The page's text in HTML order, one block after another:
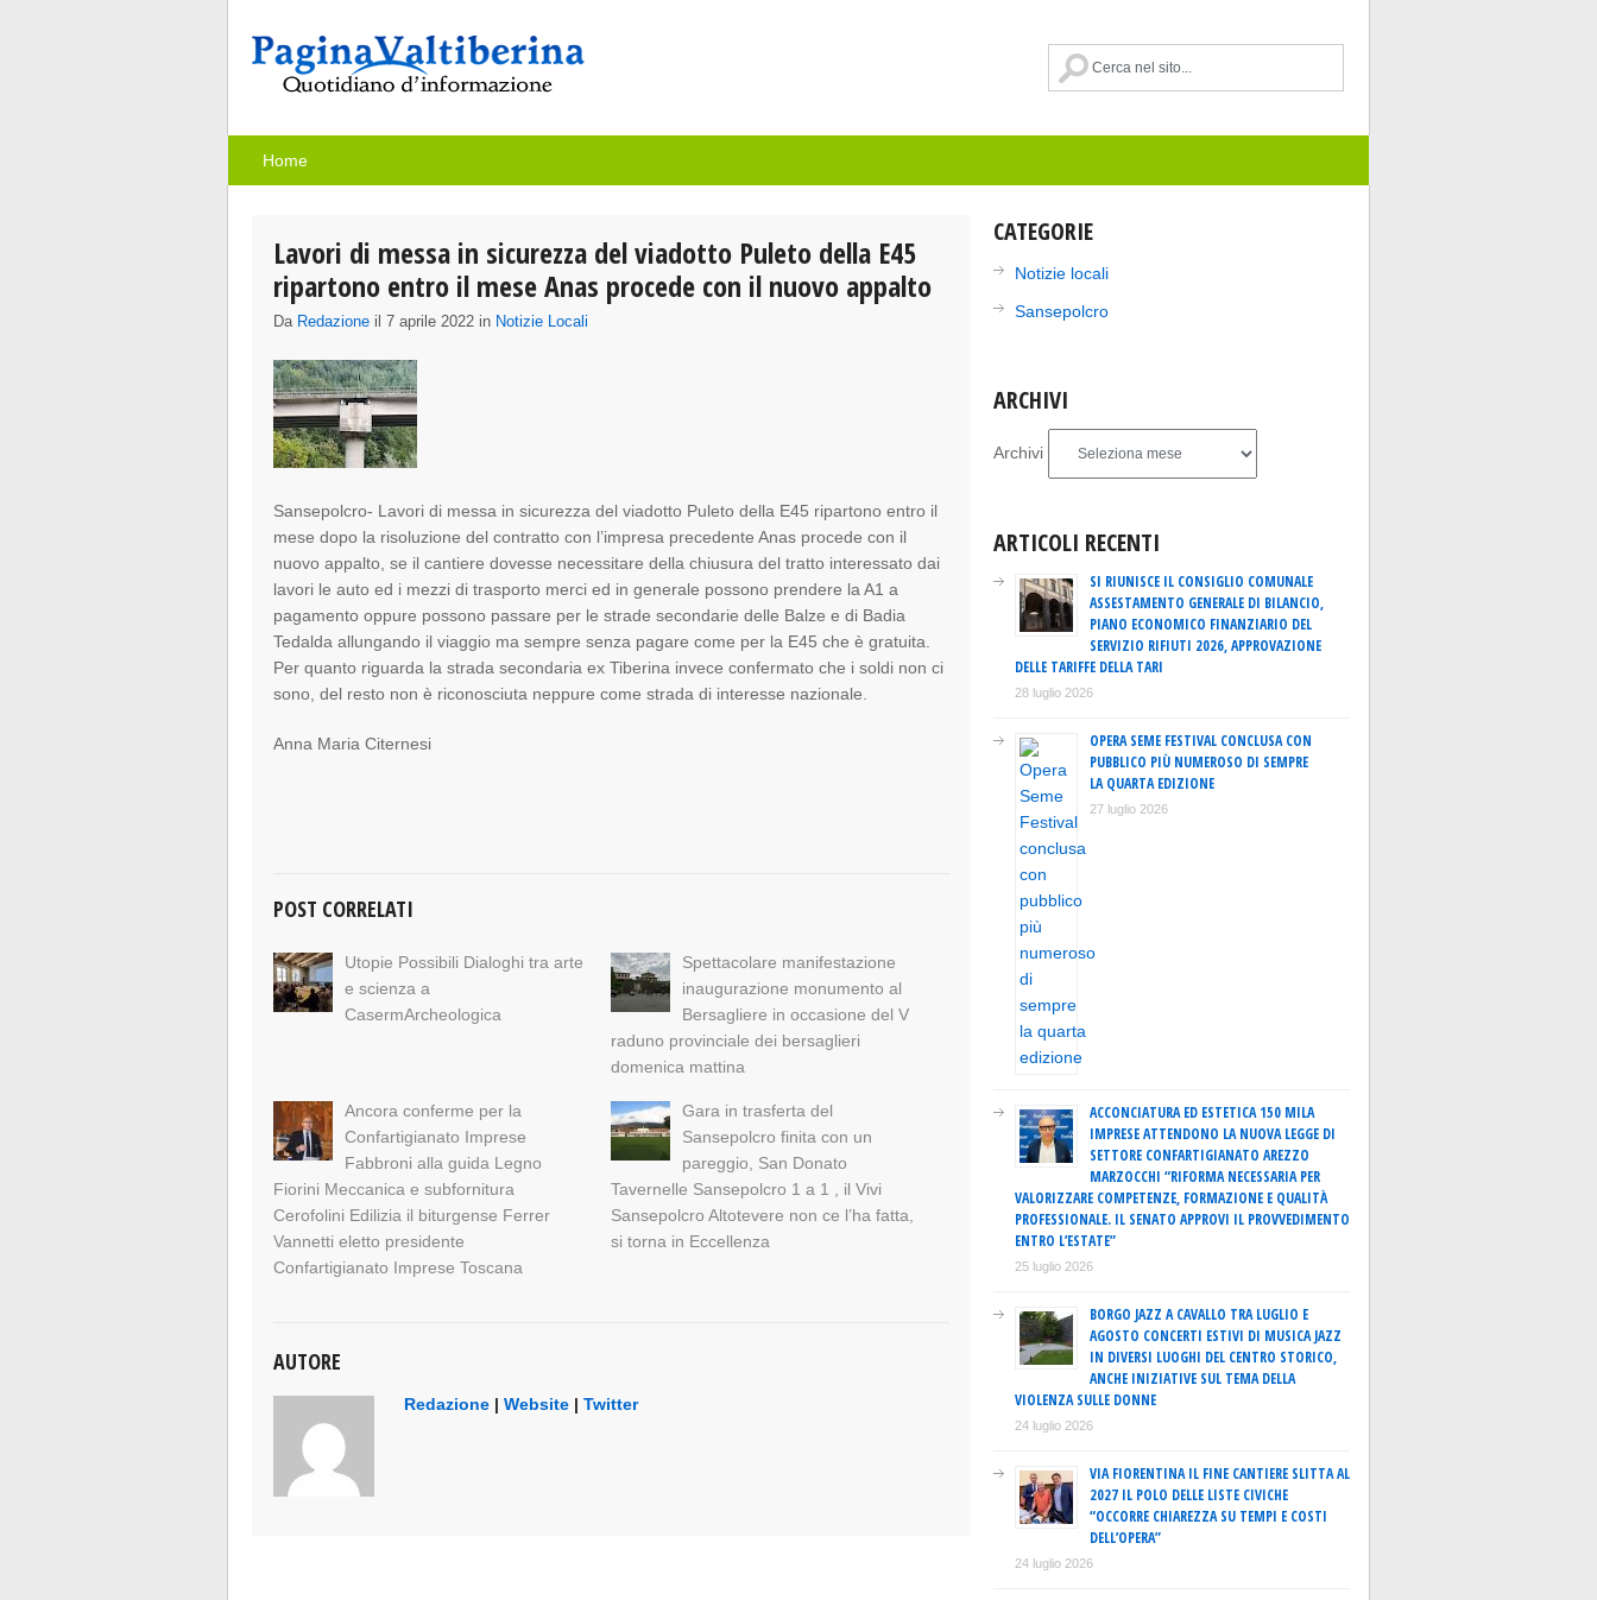
Home
Lavori di messa in sicurezza del viadotto Puleto della E45
ripartono entro il mese Anas procede con il nuovo appalto
Da Redazione il 7 aprile 2022 in Notizie Locali
Sansepolcro- Lavori di messa in sicurezza del viadotto Puleto della E45 ripartono entro il
mese dopo la risoluzione del contratto con l’impresa precedente Anas procede con il
nuovo appalto, se il cantiere dovesse necessitare della chiusura del tratto interessato dai
lavori le auto ed i mezzi di trasporto merci ed in generale possono prendere la A1 a
pagamento oppure possono passare per le strade secondarie delle Balze e di Badia
Tedalda allungando il viaggio ma sempre senza pagare come per la E45 che è gratuita.
Per quanto riguarda la strada secondaria ex Tiberina invece confermato che i soldi non ci
sono, del resto non è riconosciuta neppure come strada di interesse nazionale.
Anna Maria Citernesi
POST CORRELATI
Utopie Possibili Dialoghi tra arte
e scienza a
CasermArcheologica
Spettacolare manifestazione
inaugurazione monumento al
Bersagliere in occasione del V
raduno provinciale dei bersaglieri
domenica mattina
Ancora conferme per la
Confartigianato Imprese
Fabbroni alla guida Legno
Fiorini Meccanica e subfornitura
Cerofolini Edilizia il biturgense Ferrer
Vannetti eletto presidente
Confartigianato Imprese Toscana
Gara in trasferta del
Sansepolcro finita con un
pareggio, San Donato
Tavernelle Sansepolcro 1 a 1 , il Vivi
Sansepolcro Altotevere non ce l’ha fatta,
si torna in Eccellenza
AUTORE
Redazione |Website |Twitter
CATEGORIE
Notizie locali
Sansepolcro
ARCHIVI
Archivi
ARTICOLI RECENTI
SI RIUNISCE IL CONSIGLIO COMUNALE
ASSESTAMENTO GENERALE DI BILANCIO,
PIANO ECONOMICO FINANZIARIO DEL
SERVIZIO RIFIUTI 2026, APPROVAZIONE
DELLE TARIFFE DELLA TARI
28 luglio 2026
OPERA SEME FESTIVAL CONCLUSA CON
PUBBLICO PIÙ NUMEROSO DI SEMPRE
LA QUARTA EDIZIONE
27 luglio 2026
ACCONCIATURA ED ESTETICA 150 MILA
IMPRESE ATTENDONO LA NUOVA LEGGE DI
SETTORE CONFARTIGIANATO AREZZO
MARZOCCHI “RIFORMA NECESSARIA PER
VALORIZZARE COMPETENZE, FORMAZIONE E QUALITÀ
PROFESSIONALE. IL SENATO APPROVI IL PROVVEDIMENTO
ENTRO L’ESTATE”
25 luglio 2026
BORGO JAZZ A CAVALLO TRA LUGLIO E
AGOSTO CONCERTI ESTIVI DI MUSICA JAZZ
IN DIVERSI LUOGHI DEL CENTRO STORICO,
ANCHE INIZIATIVE SUL TEMA DELLA
VIOLENZA SULLE DONNE
24 luglio 2026
VIA FIORENTINA IL FINE CANTIERE SLITTA AL
2027 IL POLO DELLE LISTE CIVICHE
“OCCORRE CHIAREZZA SU TEMPI E COSTI
DELL’OPERA”
24 luglio 2026